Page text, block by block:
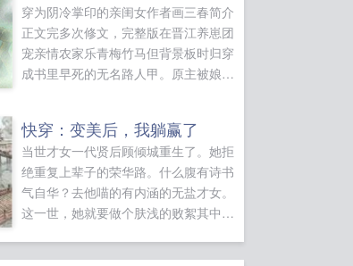
穿为阴冷掌印的亲闺女作者画三春简介
正文完多次修文，完整版在晋江养崽团
宠亲情农家乐青梅竹马但背景板时归穿
成书里早死的无名路人甲。原主被娘亲
室。等被掌印亲爹找到，早已是乱葬场
的一堆枯骨。她穿来时，正偷听到舅舅
与花楼的老鸨讨价还价，想将...
快穿：变美后，我躺赢了
当世才女一代贤后顾倾城重生了。她拒
绝重复上辈子的荣华路。什么腹有诗书
气自华？去他喵的有内涵的无盐才女。
这一世，她就要做个肤浅的败絮其中的